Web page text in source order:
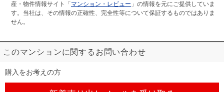
産・物件情報サイト「 マンション・レビュー 」の情報を元にご提供していま
す。当社は、その情報の正確性、完全性等について保証するものではありま
せん。
このマンションに関するお問い合わせ
購入をお考えの方